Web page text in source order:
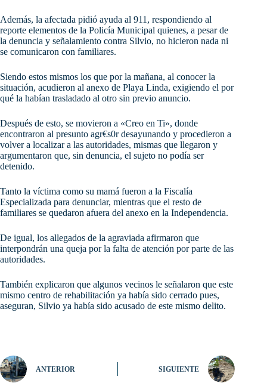
Además, la afectada pidió ayuda al 911, respondiendo al
reporte elementos de la Policía Municipal quienes, a pesar de
la denuncia y señalamiento contra Silvio, no hicieron nada ni
se comunicaron con familiares.
Siendo estos mismos los que por la mañana, al conocer la
situación, acudieron al anexo de Playa Linda, exigiendo el por
qué la habían trasladado al otro sin previo anuncio.
Después de esto, se movieron a «Creo en Ti», donde
encontraron al presunto agr€s0r desayunando y procedieron a
volver a localizar a las autoridades, mismas que llegaron y
argumentaron que, sin denuncia, el sujeto no podía ser
detenido.
Tanto la víctima como su mamá fueron a la Fiscalía
Especializada para denunciar, mientras que el resto de
familiares se quedaron afuera del anexo en la Independencia.
De igual, los allegados de la agraviada afirmaron que
interpondrán una queja por la falta de atención por parte de las
autoridades.
También explicaron que algunos vecinos le señalaron que este
mismo centro de rehabilitación ya había sido cerrado pues,
aseguran, Silvio ya había sido acusado de este mismo delito.
ANTERIOR SIGUIENTE